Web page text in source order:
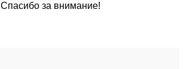
Спасибо за внимание!